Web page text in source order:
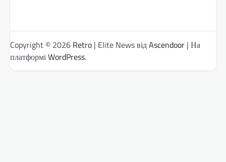
Copyright © 2026 Retro | Elite News відAscendoor | На
платформіWordPress.